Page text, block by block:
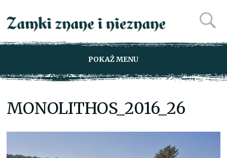
POKAŻ MENU
MONOLITHOS_2016_26